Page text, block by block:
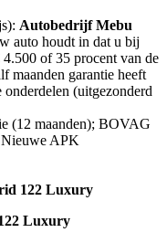
Autobedrijf Mebu
auto houdt in dat u bij
of 35 procent van de
maanden garantie heeft
(uitgezonderd
(12 maanden); BOVAG
APK
122 Luxury
Luxury